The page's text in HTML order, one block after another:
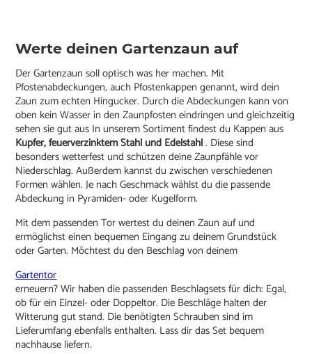
Werte deinen Gartenzaun auf
Der Gartenzaun soll optisch was her machen. Mit
Pfostenabdeckungen, auch Pfostenkappen genannt, wird dein
Zaun zum echten Hingucker. Durch die Abdeckungen kann von
oben kein Wasser in den Zaunpfosten eindringen und gleichzeitig
sehen sie gut aus In unserem Sortiment findest du Kappen aus
Kupfer, feuerverzinktem Stahl und Edelstahl. Diese sind
besonders wetterfest und schützen deine Zaunpfähle vor
Niederschlag. Außerdem kannst du zwischen verschiedenen
Formen wählen. Je nach Geschmack wählst du die passende
Abdeckung in Pyramiden- oder Kugelform.
Mit dem passenden Tor wertest du deinen Zaun auf und
ermöglichst einen bequemen Eingang zu deinem Grundstück
oder Garten. Möchtest du den Beschlag von deinem
Gartentor
erneuern? Wir haben die passenden Beschlagsets für dich: Egal,
ob für ein Einzel- oder Doppeltor. Die Beschläge halten der
Witterung gut stand. Die benötigten Schrauben sind im
Lieferumfang ebenfalls enthalten. Lass dir das Set bequem
nachhause liefern.